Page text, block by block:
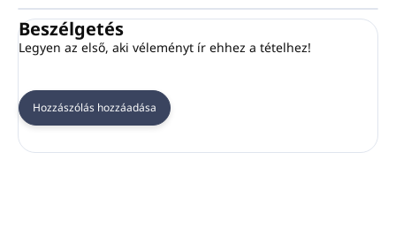
Beszélgetés
Legyen az első, aki véleményt ír ehhez a tételhez!
Hozzászólás hozzáadása